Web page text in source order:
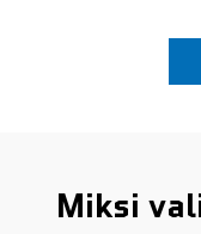
Miksi